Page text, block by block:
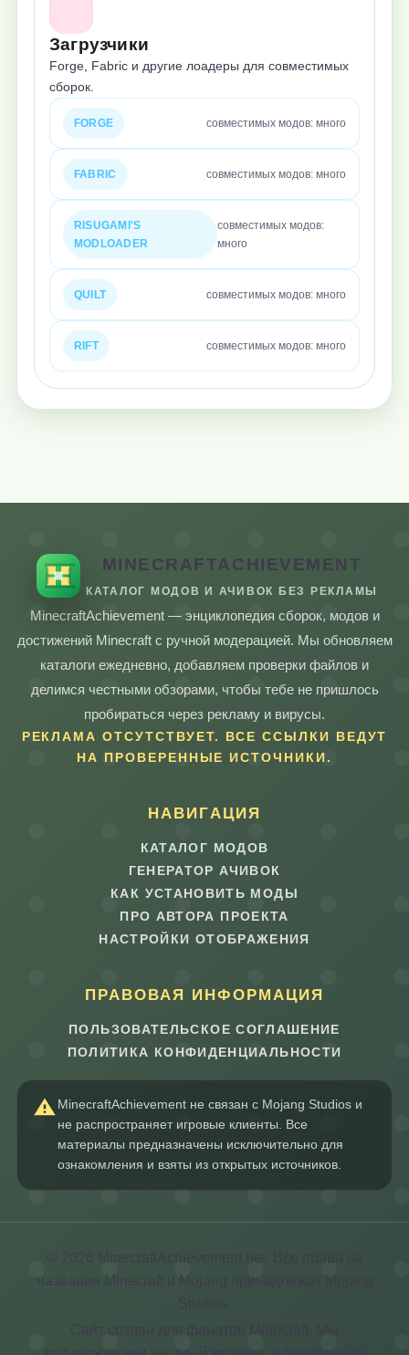
Загрузчики
Forge, Fabric и другие лоадеры для совместимых
сборок.
FORGE совместимых модов: много
FABRIC совместимых модов: много
RISUGAMI'S
MODLOADER
совместимых модов:
много
QUILT совместимых модов: много
RIFT совместимых модов: много
MINECRAFTACHIEVEMENT
КАТАЛОГ МОДОВ И АЧИВОК БЕЗ РЕКЛАМЫ
MinecraftAchievement — энциклопедия сборок, модов и
достижений Minecraft с ручной модерацией. Мы обновляем
каталоги ежедневно, добавляем проверки файлов и
делимся честными обзорами, чтобы тебе не пришлось
пробираться через рекламу и вирусы.
РЕКЛАМА ОТСУТСТВУЕТ. ВСЕ ССЫЛКИ ВЕДУТ
НА ПРОВЕРЕННЫЕ ИСТОЧНИКИ.
НАВИГАЦИЯ
КАТАЛОГ МОДОВ
ГЕНЕРАТОР АЧИВОК
КАК УСТАНОВИТЬ МОДЫ
ПРО АВТОРА ПРОЕКТА
НАСТРОЙКИ ОТОБРАЖЕНИЯ
ПРАВОВАЯ ИНФОРМАЦИЯ
ПОЛЬЗОВАТЕЛЬСКОЕ СОГЛАШЕНИЕ
ПОЛИТИКА КОНФИДЕНЦИАЛЬНОСТИ
MinecraftAchievement не связан с Mojang Studios и
не распространяет игровые клиенты. Все
материалы предназначены исключительно для
ознакомления и взяты из открытых источников.
© 2026 MinecraftAchievement.net. Все права на
названия Minecraft и Mojang принадлежат Mojang
Сайт создан для фанатов Minecraft. Мы